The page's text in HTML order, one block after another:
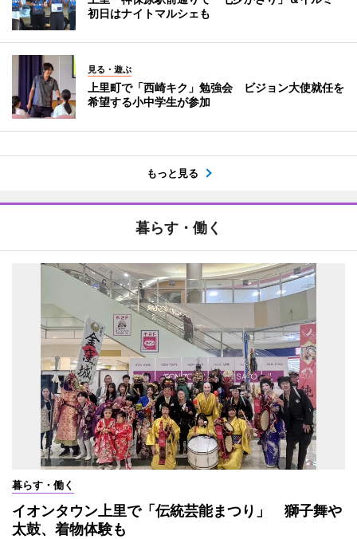
初日はナイトマルシェも
見る・遊ぶ
上里町で「西崎キク」勉強会 ビジョン大使就任を
希望する小中学生が参加
もっと見る
暮らす・働く
暮らす・働く
イオンタウン上里で「伝統芸能まつり」 獅子舞や
太鼓、着物体験も